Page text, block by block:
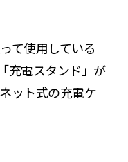
て使用している
充電スタンド」が
ット式の充電ケ